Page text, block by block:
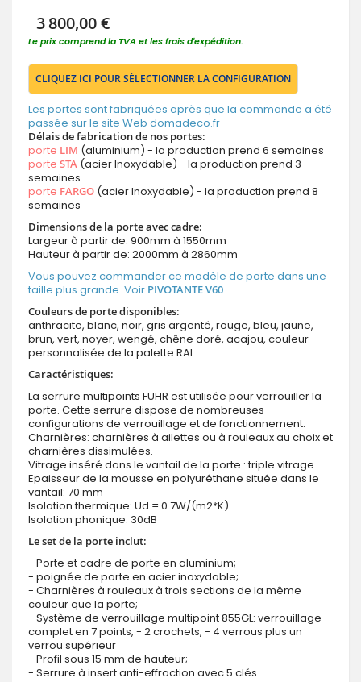
3 800,00 €
Le prix comprend la TVA et les frais d'expédition.
CLIQUEZ ICI POUR SÉLECTIONNER LA CONFIGURATION
Les portes sont fabriquées après que la commande a été
passée sur le site Web domadeco.fr
Délais de fabrication de nos portes:
porte LIM (aluminium) - la production prend 6 semaines
porte STA (acier Inoxydable) - la production prend 3
semaines
porte FARGO (acier Inoxydable) - la production prend 8
semaines
Dimensions de la porte avec cadre:
Largeur à partir de: 900mm à 1550mm
Hauteur à partir de: 2000mm à 2860mm
Vous pouvez commander ce modèle de porte dans une
taille plus grande. Voir PIVOTANTE V60
Couleurs de porte disponibles:
anthracite, blanc, noir, gris argenté, rouge, bleu, jaune,
brun, vert, noyer, wengé, chêne doré, acajou, couleur
personnalisée de la palette RAL
Caractéristiques:
La serrure multipoints FUHR est utilisée pour verrouiller la
porte. Cette serrure dispose de nombreuses
configurations de verrouillage et de fonctionnement.
Charnières: charnières à ailettes ou à rouleaux au choix et
charnières dissimulées.
Vitrage inséré dans le vantail de la porte : triple vitrage
Epaisseur de la mousse en polyuréthane située dans le
vantail: 70 mm
Isolation thermique: Ud = 0.7W/(m2*K)
Isolation phonique: 30dB
Le set de la porte inclut:
- Porte et cadre de porte en aluminium;
- poignée de porte en acier inoxydable;
- Charnières à rouleaux à trois sections de la même
couleur que la porte;
- Système de verrouillage multipoint 855GL: verrouillage
complet en 7 points, - 2 crochets, - 4 verrous plus un
verrou supérieur
- Profil sous 15 mm de hauteur;
- Serrure à insert anti-effraction avec 5 clés